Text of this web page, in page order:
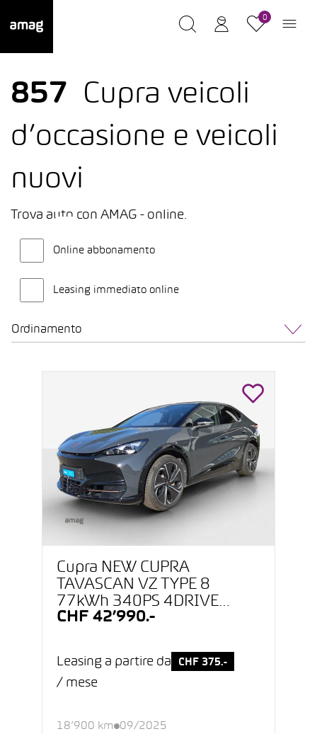
0
857
Cupra veicoli
d’occasione e veicoli
nuovi
Trova auto con AMAG - online.
Online abbonamento
Leasing immediato online
Ordinamento
Cupra NEW CUPRA
TAVASCAN VZ TYPE 8
77kWh 340PS 4DRIVE
(netto)
CHF 42’990.-
Leasing a partire da CHF 375.-
/ mese
18’900 km 09/2025